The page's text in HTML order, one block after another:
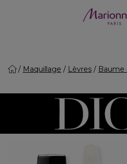
Maquillage Lèvres Baume